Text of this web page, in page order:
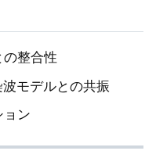
整合性
モデルとの共振
ョン